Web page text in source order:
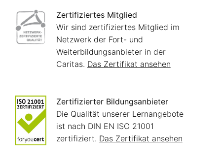
Zertifiziertes Mitglied
Wir sind zertifiziertes Mitglied im
Netzwerk der Fort- und
Weiterbildungsanbieter in der
Caritas. Das Zertifikat ansehen
Zertifizierter Bildungsanbieter
Die Qualität unserer Lernangebote
ist nach DIN EN ISO 21001
zertifiziert. Das Zertifikat ansehen